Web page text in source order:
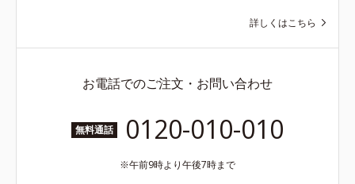
詳しくはこちら
お電話でのご注文・お問い合わせ
無料通話 0120-010-010
午前9時より午後7時まで